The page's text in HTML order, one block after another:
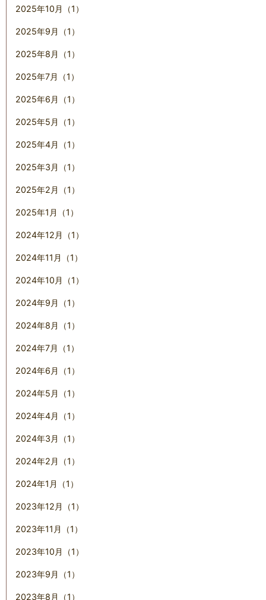
2025年10月（1）
2025年9月（1）
2025年8月（1）
2025年7月（1）
2025年6月（1）
2025年5月（1）
2025年4月（1）
2025年3月（1）
2025年2月（1）
2025年1月（1）
2024年12月（1）
2024年11月（1）
2024年10月（1）
2024年9月（1）
2024年8月（1）
2024年7月（1）
2024年6月（1）
2024年5月（1）
2024年4月（1）
2024年3月（1）
2024年2月（1）
2024年1月（1）
2023年12月（1）
2023年11月（1）
2023年10月（1）
2023年9月（1）
2023年8月（1）